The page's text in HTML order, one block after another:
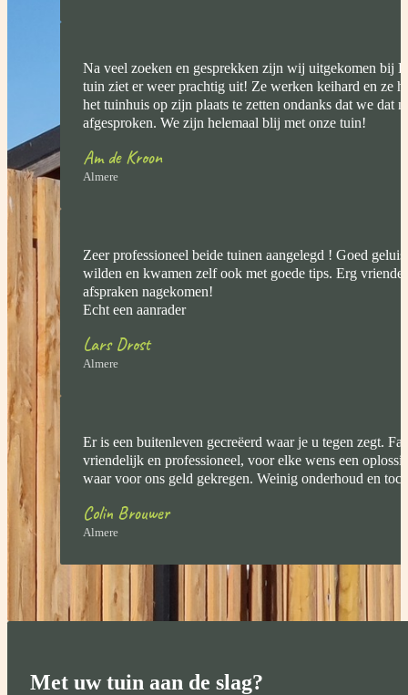
Na veel zoeken en gesprekken zijn wij uitgekomen bij
tuin ziet er weer prachtig uit! Ze werken keihard en ze
het tuinhuis op zijn plaats te zetten ondanks dat we dat
afgesproken. We zijn helemaal blij met onze tuin!
Am de Kroon
Almere
Zeer professioneel beide tuinen aangelegd ! Goed
wilden en kwamen zelf ook met goede tips. Erg
afspraken nagekomen!
Echt een aanrader
Lars Drost
Almere
Er is een buitenleven gecreëerd waar je u tegen zegt.
vriendelijk en professioneel, voor elke wens een
waar voor ons geld gekregen. Weinig onderhoud en
Colin Brouwer
Almere
Met uw tuin aan de slag?